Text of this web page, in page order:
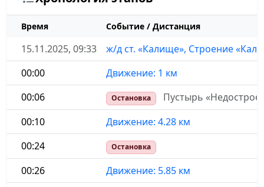
Время Событие / Дистанция
15.11.2025, 09:33
ж/д ст. «Калище», Строение
00:00
Движение: 1 км
00:06
Остановка
Пустырь
00:10
Движение: 4.28 км
00:24
Остановка
00:26
Движение: 5.85 км